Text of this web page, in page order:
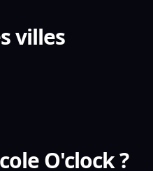
villes
O'clock ?